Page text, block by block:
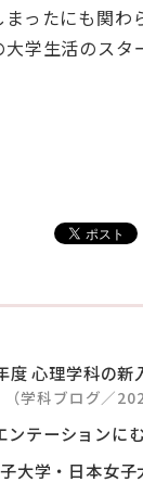
ったにも関
学生活のス
度 心理学科の
（学科ブログ／
ンテーションに
大学・日本女子